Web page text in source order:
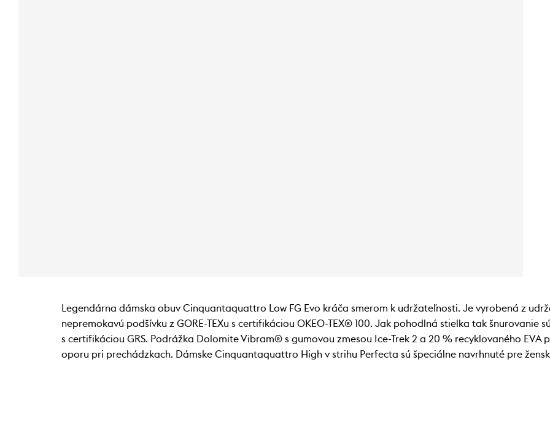
Legendárna dámska obuv Cinquantaquattro Low FG Evo kráča smerom k udržateľnosti. Je vyrobená z
nepremokavú podšívku z GORE-TEXu s certifikáciou OKEO-TEX® 100. Jak pohodlná stielka tak šnurovanie
s certifikáciou GRS. Podrážka Dolomite Vibram® s gumovou zmesou Ice-Trek 2 a 20 % recyklovaného EVA
oporu pri prechádzkach. Dámske Cinquantaquattro High v strihu Perfecta sú špeciálne navrhnuté pre